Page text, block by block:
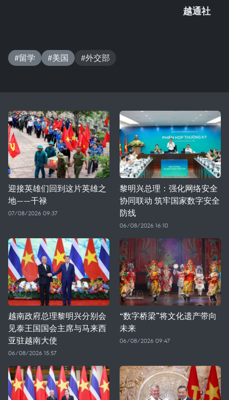
越通社
#留学 #美国 #外交部
迎接英雄们回到这片英雄之
地——干禄
07/08/2026 09:37
黎明兴总理：强化网络安全
协同联动 筑牢国家数字安全
防线
06/08/2026 16:10
越南政府总理黎明兴分别会
见泰王国国会主席与马来西
亚驻越南大使
06/08/2026 15:57
“数字桥梁”将文化遗产带向
未来
06/08/2026 09:47